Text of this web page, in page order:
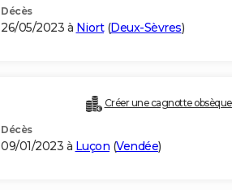
Décès
26/05/2023 à Niort(Deux-Sèvres)
Créer une cagnotte
Décès
09/01/2023 à Luçon (Vendée)